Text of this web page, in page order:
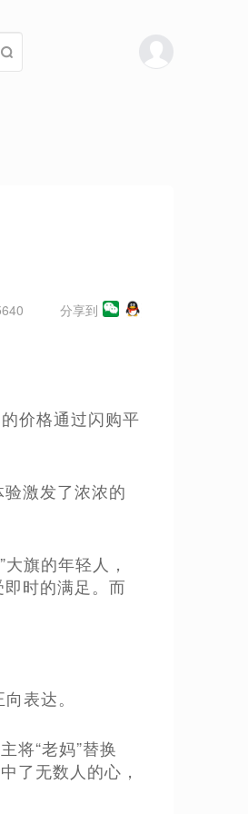
分享到
价格通过闪购平
激发了浓浓的
旗的年轻人，
时的满足。而
表达。
将“老妈”替换
了无数人的心，